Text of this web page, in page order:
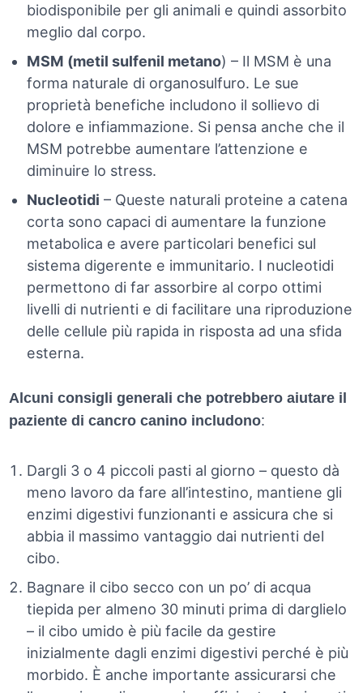
biodisponibile per gli animali e quindi assorbito
meglio dal corpo.
MSM (metil sulfenil metano) – Il MSM è una
forma naturale di organosulfuro. Le sue
proprietà benefiche includono il sollievo di
dolore e infiammazione. Si pensa anche che il
MSM potrebbe aumentare l’attenzione e
diminuire lo stress.
Nucleotidi – Queste naturali proteine a catena
corta sono capaci di aumentare la funzione
metabolica e avere particolari benefici sul
sistema digerente e immunitario. I nucleotidi
permettono di far assorbire al corpo ottimi
livelli di nutrienti e di facilitare una riproduzione
delle cellule più rapida in risposta ad una sfida
esterna.
Alcuni consigli generali che potrebbero aiutare il
paziente di cancro canino includono:
Dargli 3 o 4 piccoli pasti al giorno – questo dà
meno lavoro da fare all’intestino, mantiene gli
enzimi digestivi funzionanti e assicura che si
abbia il massimo vantaggio dai nutrienti del
cibo.
Bagnare il cibo secco con un po’ di acqua
tiepida per almeno 30 minuti prima di darglielo
– il cibo umido è più facile da gestire
inizialmente dagli enzimi digestivi perché è più
morbido. È anche importante assicurarsi che